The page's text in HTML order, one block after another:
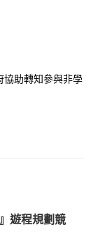
協助轉知參與非學
遊程規劃競